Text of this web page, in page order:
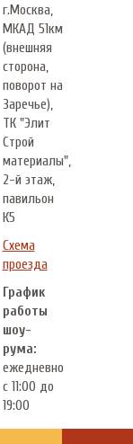
г.Москва
МКАД 51км
(внешняя
сторона,
поворот на
Заречье),
ТК "Элит
Строй
материалы",
2-й этаж,
павильон
К5
Схема
проезда
График
работы
шоу-
рума:
ежедневно
с 11:00 до
19:00